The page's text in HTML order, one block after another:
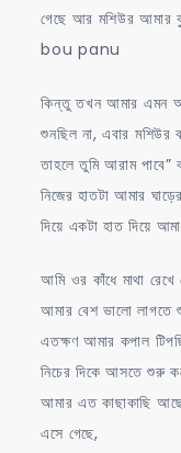
গেছে আর মশিউর আমার
bou panu
কিন্তু তখন আমার এমন
শুনছিল না, এবার মশিউর
তাহলে তুমি আরাম
নিজের হাতটা আমার
দিয়ে একটা হাত দিয়ে
আমি ওর কাঁধে মাথা
আমার বেশ ভালো লাগতে
এতক্ষণ আমার কপাল
নিচের দিকে আসতে শুরু
আমার এত কাছাকাছি
এসে গেছে,